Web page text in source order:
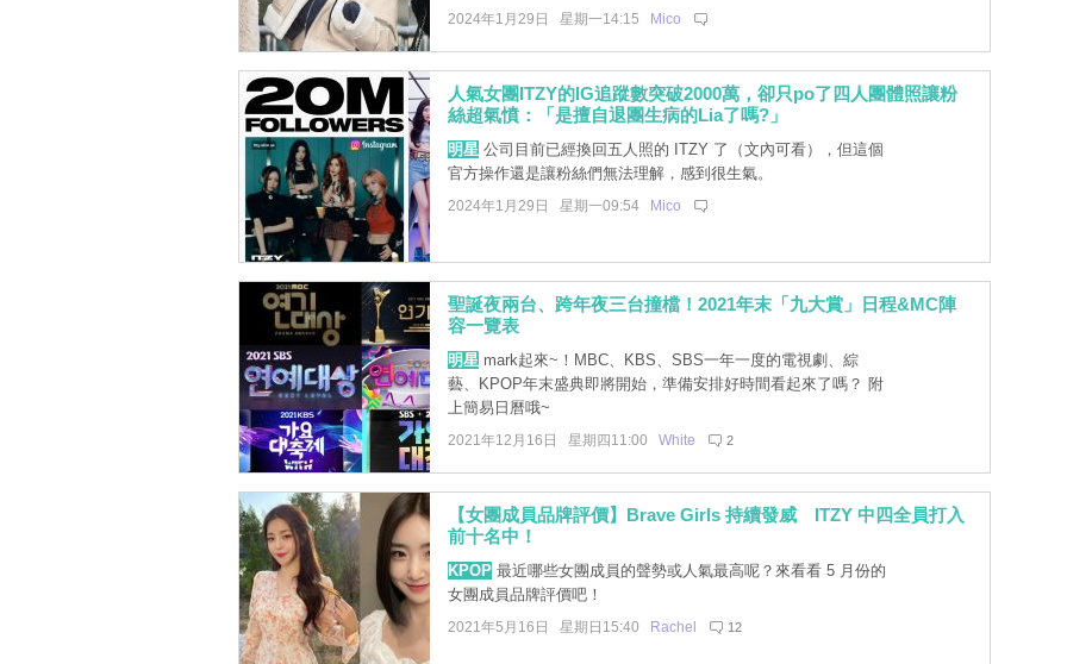
2024年1月29日 星期一14:15 Mico
人氣女團ITZY的IG追蹤數突破2000萬，卻只po了四人團體照讓粉
絲超氣憤：「是擅自退團生病的Lia了嗎?」
明星公司目前已經換回五人照的 ITZY 了（文內可看），但這個
官方操作還是讓粉絲們無法理解，感到很生氣。
2024年1月29日 星期一09:54 Mico
聖誕夜兩台、跨年夜三台撞檔！2021年末「九大賞」日程&MC陣
容一覽表
明星mark起來~！MBC、KBS、SBS一年一度的電視劇、綜
藝、KPOP年末盛典即將開始，準備安排好時間看起來了嗎？ 附
上簡易日曆哦~
2021年12月16日 星期四11:00 White 2
【女團成員品牌評價】Brave Girls 持續發威 ITZY 中四全員打入
前十名中！
KPOP最近哪些女團成員的聲勢或人氣最高呢？來看看 5 月份的
女團成員品牌評價吧！
2021年5月16日 星期日15:40 Rachel 12